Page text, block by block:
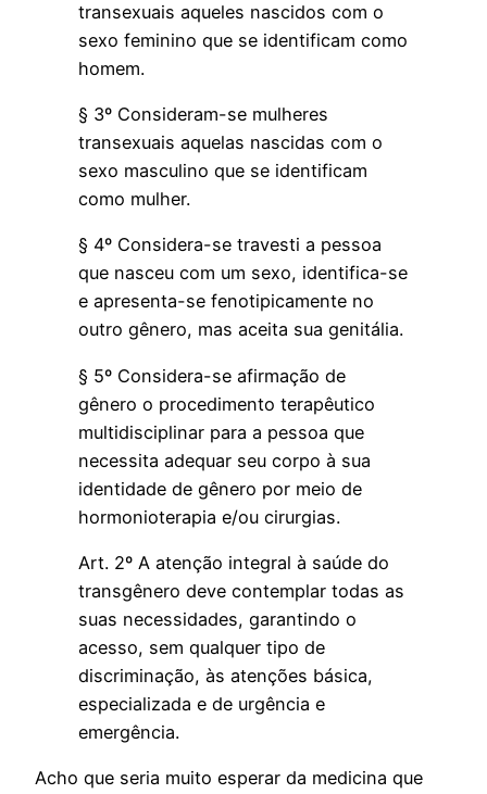
transexuais aqueles nascidos com o
sexo feminino que se identificam como
homem.
§ 3º Consideram-se mulheres
transexuais aquelas nascidas com o
sexo masculino que se identificam
como mulher.
§ 4º Considera-se travesti a pessoa
que nasceu com um sexo, identifica-se
e apresenta-se fenotipicamente no
outro gênero, mas aceita sua genitália.
§ 5º Considera-se afirmação de
gênero o procedimento terapêutico
multidisciplinar para a pessoa que
necessita adequar seu corpo à sua
identidade de gênero por meio de
hormonioterapia e/ou cirurgias.
Art. 2º A atenção integral à saúde do
transgênero deve contemplar todas as
suas necessidades, garantindo o
acesso, sem qualquer tipo de
discriminação, às atenções básica,
especializada e de urgência e
emergência.
Acho que seria muito esperar da medicina que